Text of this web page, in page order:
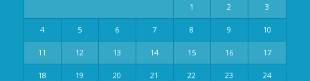
1 2 3
4 5 6 7 8 9 10
11 12 13 14 15 16 17
18 19 20 21 22 23 24